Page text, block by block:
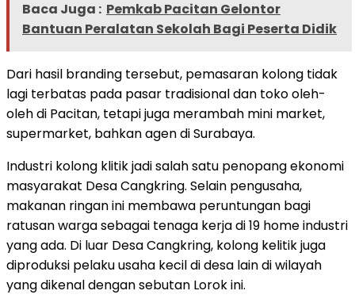
Baca Juga : Pemkab Pacitan Gelontor
Bantuan Peralatan Sekolah Bagi Peserta Didik
Dari hasil branding tersebut, pemasaran kolong tidak
lagi terbatas pada pasar tradisional dan toko oleh-
oleh di Pacitan, tetapi juga merambah mini market,
supermarket, bahkan agen di Surabaya.
Industri kolong klitik jadi salah satu penopang ekonomi
masyarakat Desa Cangkring. Selain pengusaha,
makanan ringan ini membawa peruntungan bagi
ratusan warga sebagai tenaga kerja di 19 home industri
yang ada. Di luar Desa Cangkring, kolong kelitik juga
diproduksi pelaku usaha kecil di desa lain di wilayah
yang dikenal dengan sebutan Lorok ini.